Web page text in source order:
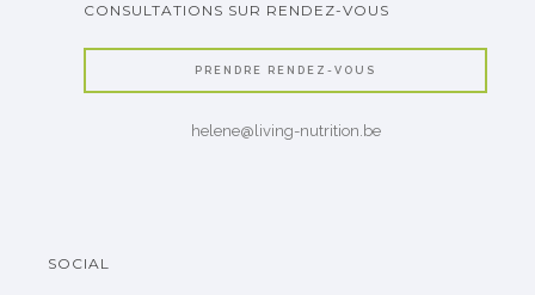
CONSULTATIONS SUR RENDEZ-VOUS
PRENDRE RENDEZ-VOUS
helene@living-nutrition.be
SOCIAL